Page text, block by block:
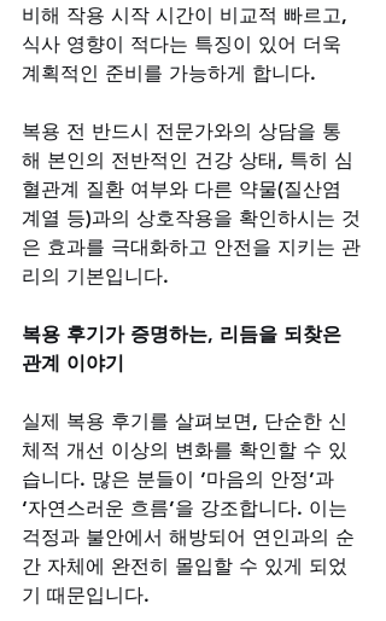
비해 작용 시작 시간이 비교적 빠르고,
식사 영향이 적다는 특징이 있어 더욱
계획적인 준비를 가능하게 합니다.
복용 전 반드시 전문가와의 상담을 통
해 본인의 전반적인 건강 상태, 특히 심
혈관계 질환 여부와 다른 약물(질산염
계열 등)과의 상호작용을 확인하시는 것
은 효과를 극대화하고 안전을 지키는 관
리의 기본입니다.
복용 후기가 증명하는, 리듬을 되찾은
관계 이야기
실제 복용 후기를 살펴보면, 단순한 신
체적 개선 이상의 변화를 확인할 수 있
습니다. 많은 분들이 ‘마음의 안정’과
‘자연스러운 흐름’을 강조합니다. 이는
걱정과 불안에서 해방되어 연인과의 순
간 자체에 완전히 몰입할 수 있게 되었
기 때문입니다.